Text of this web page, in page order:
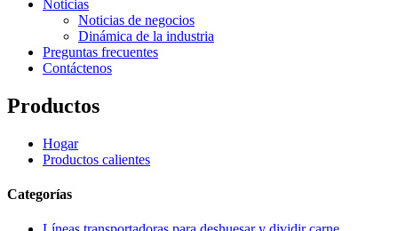
Noticias
Noticias de negocios
Dinámica de la industria
Preguntas frecuentes
Contáctenos
Productos
Hogar
Productos calientes
Categorías